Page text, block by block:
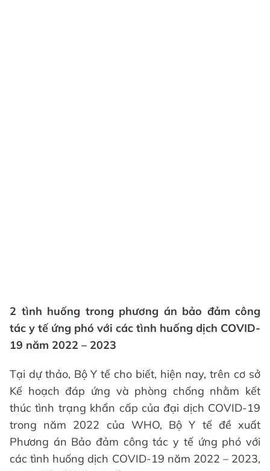
2 tình huống trong phương án bảo đảm công
tác y tế ứng phó với các tình huống dịch COVID-
19 năm 2022 – 2023
Tại dự thảo, Bộ Y tế cho biết, hiện nay, trên cơ sở
Kế hoạch đáp ứng và phòng chống nhằm kết
thúc tình trạng khẩn cấp của đại dịch COVID-19
trong năm 2022 của WHO, Bộ Y tế đề xuất
Phương án Bảo đảm công tác y tế ứng phó với
các tình huống dịch COVID-19 năm 2022 – 2023,